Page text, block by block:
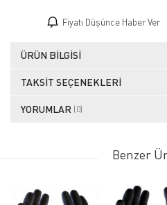
Fiyatı Düşünce Haber Ver
ÜRÜN BILGISI
TAKSIT SEÇENEKLERI
YORUMLAR (0)
Benzer